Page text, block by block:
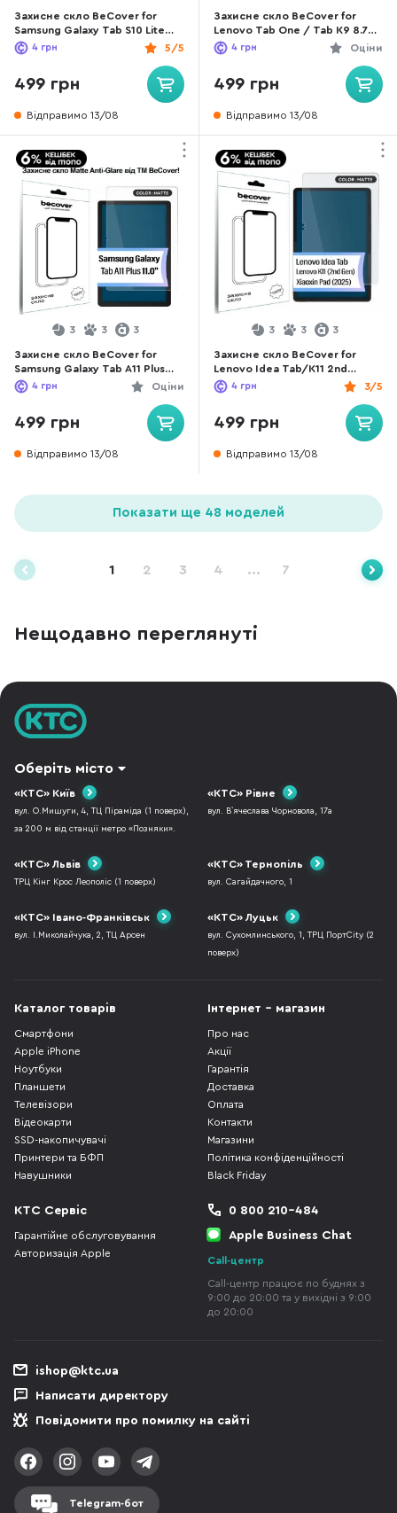
Захисне скло BeCover for
Samsung Galaxy Tab S10 Lite
SM-X400/406 10.9 - Matte Anti-
Glare (713819)
5/5
4 грн
499 грн
Відправимо 13/08
Захисне скло BeCover for
Lenovo Tab One / Tab K9 8.7
2025 TB305XU/FU - Matte Anti-
Glare (713709)
Оціни
4 грн
499 грн
Відправимо 13/08
3 3 3
Захисне скло BeCover for
Samsung Galaxy Tab A11 Plus
SM-X236B 11.0 - Matte Anti-Glare
(713939)
Оціни
4 грн
499 грн
Відправимо 13/08
3 3 3
Захисне скло BeCover for
Lenovo Idea Tab/K11 2nd
Gen/Xiaoxin Pad 2025 11 -
Matte Anti-Glare (714613)
3/5
4 грн
499 грн
Відправимо 13/08
Показати ще 48 моделей
1 2 3 4 ... 7
Нещодавно переглянуті
Оберіть місто
«КТС» Київ
вул. О.Мишуги, 4, ТЦ Піраміда (1 поверх),
за 200 м від станції метро «Позняки».
«КТС» Рівне
вул. В`ячеслава Чорновола, 17а
«КТС» Львів
ТРЦ Кінг Крос Леополіс (1 поверх)
«КТС» Тернопіль
вул. Сагайдачного, 1
«КТС» Івано-Франківськ
вул. І.Миколайчука, 2, ТЦ Арсен
«КТС» Луцьк
вул. Сухомлинського, 1, ТРЦ ПортCity (2
поверх)
Каталог товарів
Смартфони
Apple iPhone
Ноутбуки
Планшети
Телевізори
Відеокарти
SSD-накопичувачі
Принтери та БФП
Навушники
Інтернет - магазин
Про нас
Акції
Гарантія
Доставка
Оплата
Контакти
Магазини
Політика конфіденційності
Black Friday
КТС Сервіс
Гарантійне обслуговування
Авторизація Apple
0 800 210-484
Apple Business Chat
Call-центр
Call-центр працює по буднях з
9:00 до 20:00 та у вихідні з 9:00
до 20:00
ishop@ktc.ua
Написати директору
Повідомити про помилку на сайті
Telegram-бот